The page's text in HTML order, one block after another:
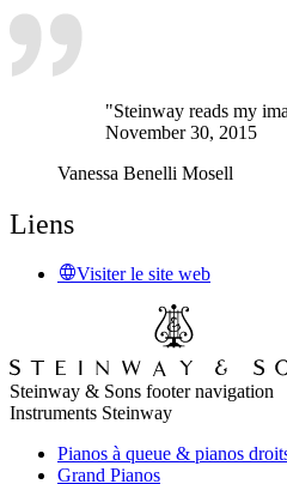
"Steinway reads my
November 30, 2015
Vanessa Benelli Mosell
Liens
Visiter le site web
Steinway & Sons footer navigation
Instruments Steinway
Pianos à queue & pianos
Grand Pianos